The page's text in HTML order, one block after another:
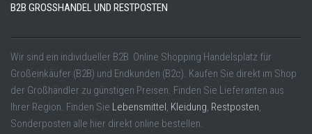
B2B GROSSHANDEL UND RESTPOSTEN
Wir sind ein individueller B2B Online Shopping Handelsplatz für
Großeinkäufer (B2B) und Endkunden (B2c). Kaufen Sie direkt im Shop
der Großhändler zu günstigen Preisen. Finden Sie Lieferanten aus
Ihrer Region. Finden Sie Lebensmittel, Kleidung, Restposten,
Sonderposten alle hier direkt online bestellen.